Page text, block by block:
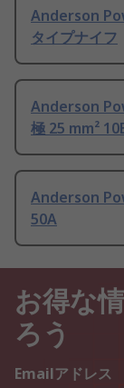
Anderson
タイプナイフ
Anderson
極 25 mm²
Anderson
50A
お得な
ろう
Emailアドレス